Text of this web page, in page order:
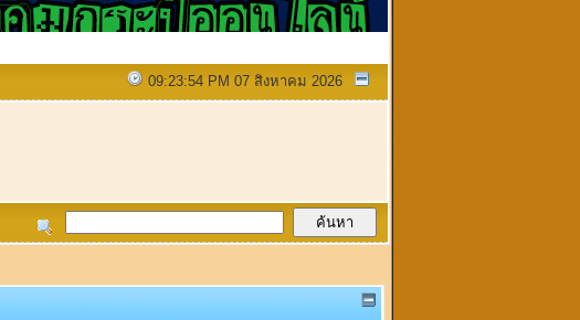
09:23:54 PM 07 สิงหาคม 2026